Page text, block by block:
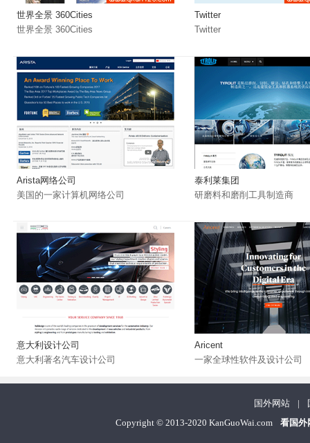
世界全景 360Cities
世界全景 360Cities
Twitter
Twitter
Arista网络公司
美国的一家计算机网络公司
泰利莱集团
研磨料和磨削工具制造商
意大利设计公司
意大利著名汽车设计公司
Aricent
一家全球性软件及设计公司
国外网站 |
Copyright ©2013-2020 KanGuoWai.com 看国外